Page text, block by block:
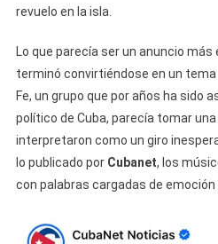
Llega
A
Miami
Con
Parole
“Queremos
Empezar
Cero.”
revuelo en la isla.
Lo que parecía ser un anuncio
terminó convirtiéndose en un
Fe, un grupo que por años ha sido
político de Cuba, parecía tomar
interpretaron como un giro
lo publicado por Cubanet, los
con palabras cargadas de emoción